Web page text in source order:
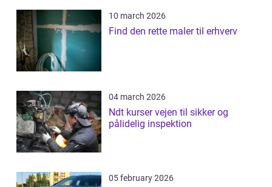
10 march 2026
Find den rette maler til erhverv
04 march 2026
Ndt kurser vejen til sikker og
pålidelig inspektion
05 february 2026